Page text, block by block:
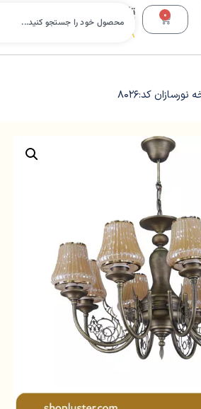
0 تلفن
تماس:
09112988638